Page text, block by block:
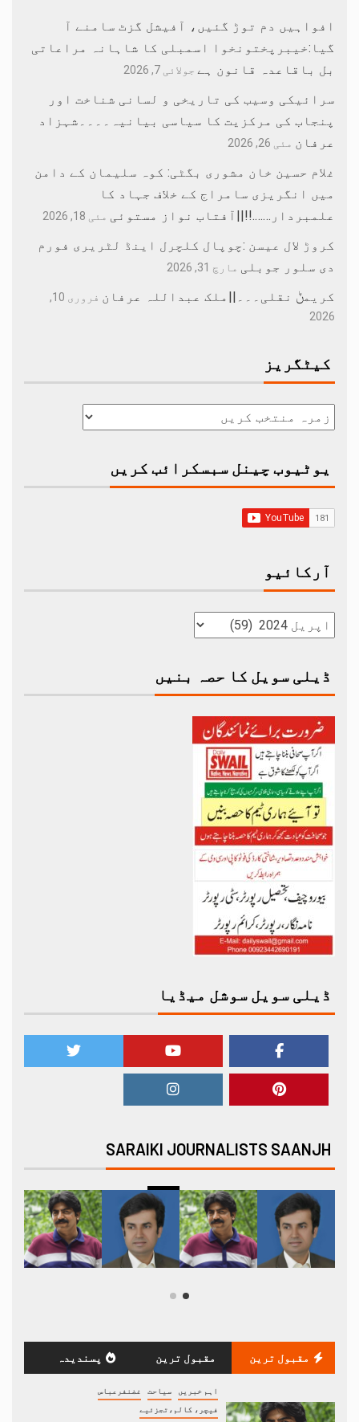
افواہیں دم توڑ گئیں، آفیشل گزٹ سامنے آ
گیا:خیبرپختونخوا اسمبلی کا شاہانہ مراعاتی
بل باقاعدہ قانون ہے جولائی 7, 2026
سرائیکی وسیب کی تاریخی و لسانی شناخت اور
پنجاب کی مرکزیت کا سیاسی بیانیہ۔۔۔۔شہزاد
عرفان مئی 26, 2026
غلام حسین خان مشوری بگٹی: کوہ سلیمان کے دامن
میں انگریزی سامراج کے خلاف جہاد کا
علمبردار…….!!||آفتاب نواز مستوئی مئی 18, 2026
کروڑ لال عیسن :چوپال کلچرل اینڈ لٹریری فورم
دی سلور جوبلی مارچ 31, 2026
کریمݨ نقلی۔۔۔||ملک عبداللہ عرفان
فروری 10,
2026
کیٹگریز
یوٹیوب چینل سبسکرائب کریں
آرکائیو
ڈیلی سویل کا حصہ بنیں
ڈیلی سویل سوشل میڈیا
SARAIKI JOURNALISTS SAANJH
مقبول ترین مقبول ترین پسندیدہ
اہم خبریں سیاحت غضنفرعباس
فیچر، کالم،تجزئیے